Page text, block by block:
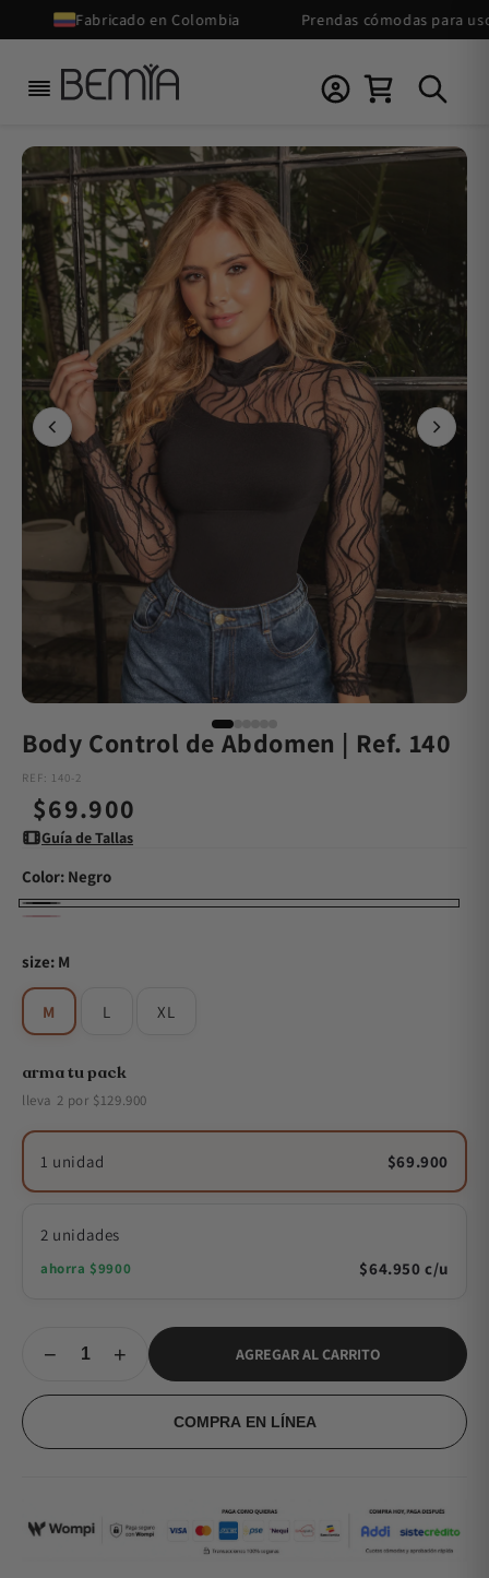
directamente
al contenido
Fabricado en Colombia Prendas cómodas para uso
Body Control de Abdomen | Ref. 140
REF: 140-2
Precio
habitual
$69.900
Guía de Tallas
Color: Negro
Negro
size: M
M L XL
arma tu pack
lleva 2 por $129.900
1 unidad $69.900
2 unidades
ahorra $9900 $64.950 c/u
− + AGREGAR AL CARRITO
COMPRA EN LÍNEA